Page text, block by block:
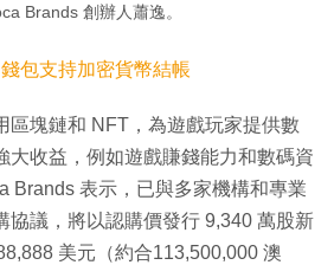
Brands 創辦人蕭逸。
包支持加密貨幣結帳
區塊鏈和 NFT，為遊戲玩家提供數
大收益，例如遊戲賺錢能力和數碼資
Brands 表示，已與多家機構和專業
協議，將以認購價發行 9,340 萬股新
美元（約合113,500,000 澳